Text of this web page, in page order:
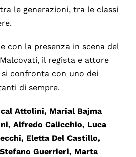
le generazioni, tra le classi
con la presenza in scena del
il regista e attore
si confronta con uno dei
di sempre.
Attolini, Marial Bajma
Alfredo Calicchio, Luca
Eletta Del Castillo,
Guerrieri, Marta